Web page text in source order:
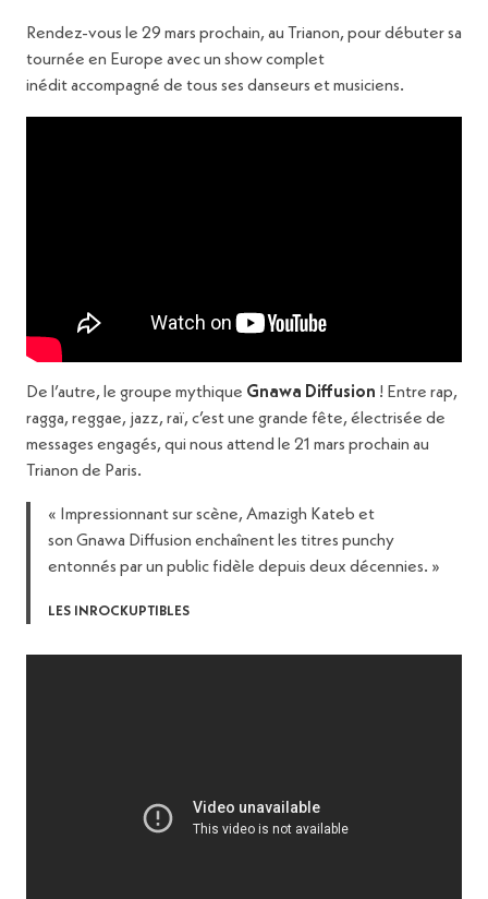
Rendez-vous le 29 mars prochain, au Trianon, pour débuter sa
tournée en Europe avec un show complet
inédit accompagné de tous ses danseurs et musiciens.
De l’autre, le groupe mythique Gnawa Diffusion ! Entre rap,
ragga, reggae, jazz, raï, c’est une grande fête, électrisée de
messages engagés, qui nous attend le 21 mars prochain au
Trianon de Paris.
« Impressionnant sur scène, Amazigh Kateb et
son Gnawa Diffusion enchaînent les titres punchy
entonnés par un public fidèle depuis deux décennies. »
LES INROCKUPTIBLES